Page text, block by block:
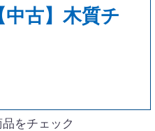
古】木質チ
品をチェック